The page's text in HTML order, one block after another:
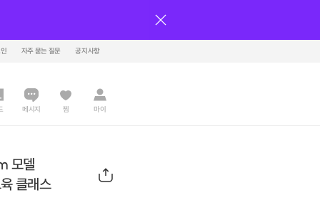
자주 묻는 질문 공지사항
메시지 찜 마이
모델
클래스